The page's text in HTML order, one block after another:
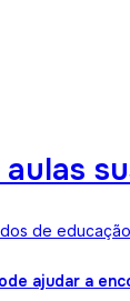
aulas
de
ajudar a